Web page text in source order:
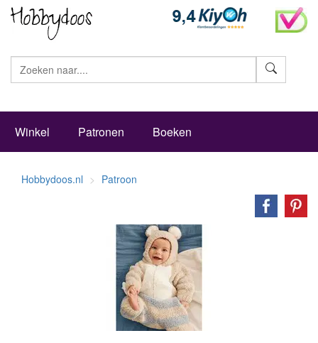
Winkel Patronen Boeken
Hobbydoos.nl Patroon